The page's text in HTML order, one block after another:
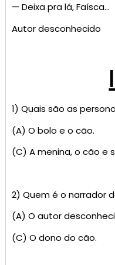
— Deixa pra lá, Faísca…
Autor desconhecido
1) Quais são as
(A) O bolo e o
(C) A menina, o
2) Quem é o narrador
(A) O autor
(C) O dono